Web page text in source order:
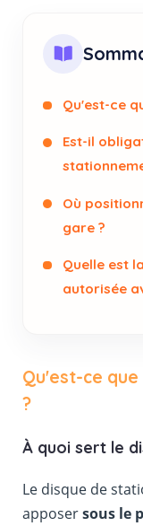
Qu'est-ce
Est-il
Où
gare ?
Quelle est
autorisée
Qu'est-ce
?
À quoi sert le
Le disque de
apposersous le